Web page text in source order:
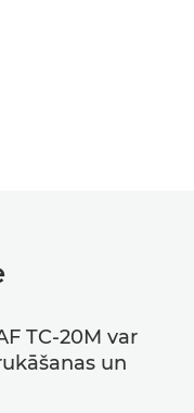
TC-20M var
un